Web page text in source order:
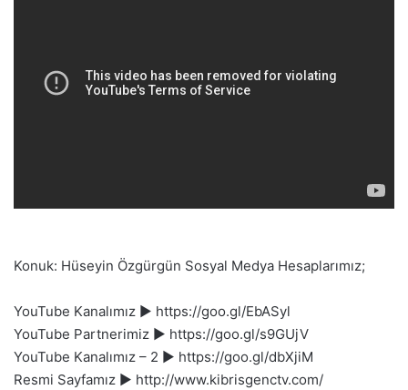
Konuk: Hüseyin Özgürgün Sosyal Medya Hesaplarımız;
YouTube Kanalımız ► https://goo.gl/EbASyl
YouTube Partnerimiz ► https://goo.gl/s9GUjV
YouTube Kanalımız – 2 ► https://goo.gl/dbXjiM
Resmi Sayfamız ► http://www.kibrisgenctv.com/